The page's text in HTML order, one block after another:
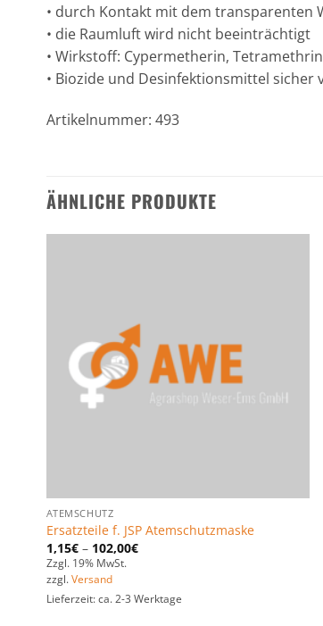
• durch Kontakt mit dem transparenten
• die Raumluft wird nicht beeinträchtigt
• Wirkstoff: Cypermetherin,
• Biozide und Desinfektionsmittel
Artikelnummer: 493
ÄHNLICHE PRODUKTE
ATEMSCHUTZ
Ersatzteile f. JSP Atemschutzmaske
1,15€– 102,00€
Zzgl. 19% MwSt.
zzgl. Versand
Lieferzeit: ca. 2-3 Werktage